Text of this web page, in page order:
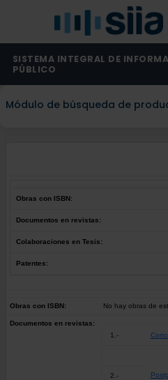
SISTEMA INTEGRAL DE
PÚBLICO
Módulo de búsqueda de
Obras con ISBN:
Documentos en revistas:
Colaboraciones en Tesis:
Patentes:
Obras con ISBN: No hay obras de
Documentos en revistas:
1.-
2.-